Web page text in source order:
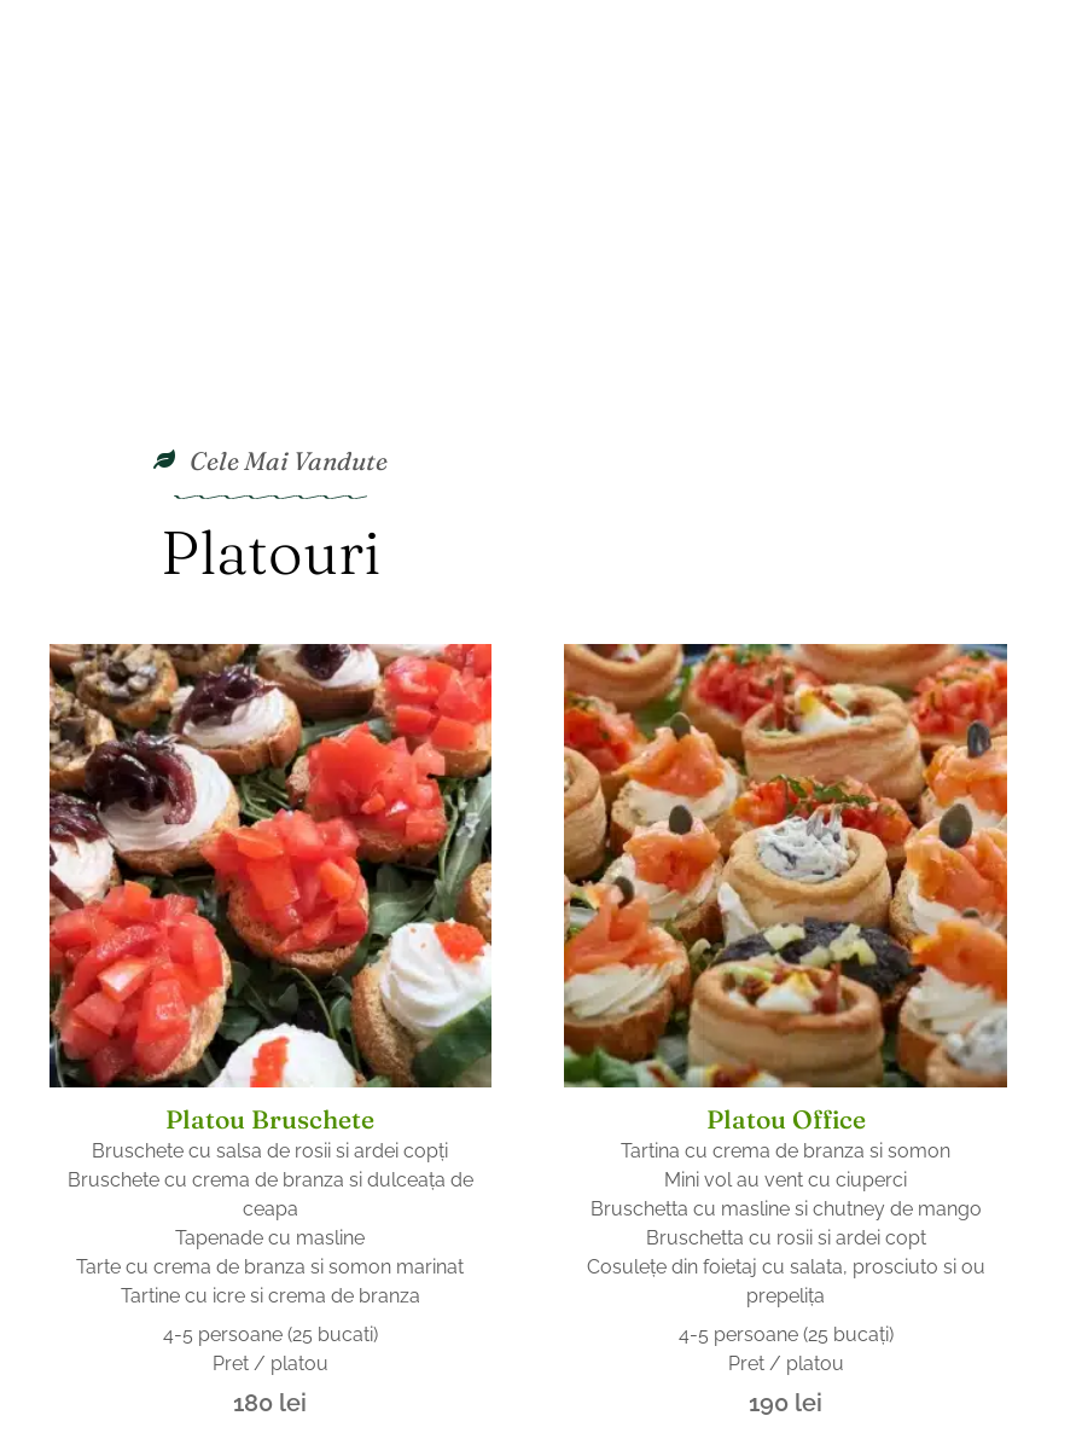
Cele Mai Vandute
Platouri
Platou Bruschete
Bruschete cu salsa de rosii si ardei copţi
Bruschete cu crema de branza si dulceaţa de
ceapa
Tapenade cu masline
Tarte cu crema de branza si somon marinat
Tartine cu icre si crema de branza
4-5 persoane (25 bucati)
Pret / platou
180 lei
Platou Office
Tartina cu crema de branza si somon
Mini vol au vent cu ciuperci
Bruschetta cu masline si chutney de mango
Bruschetta cu rosii si ardei copt
Cosuleţe din foietaj cu salata, prosciuto si ou
prepeliţa
4-5 persoane (25 bucaţi)
Pret / platou
190 lei